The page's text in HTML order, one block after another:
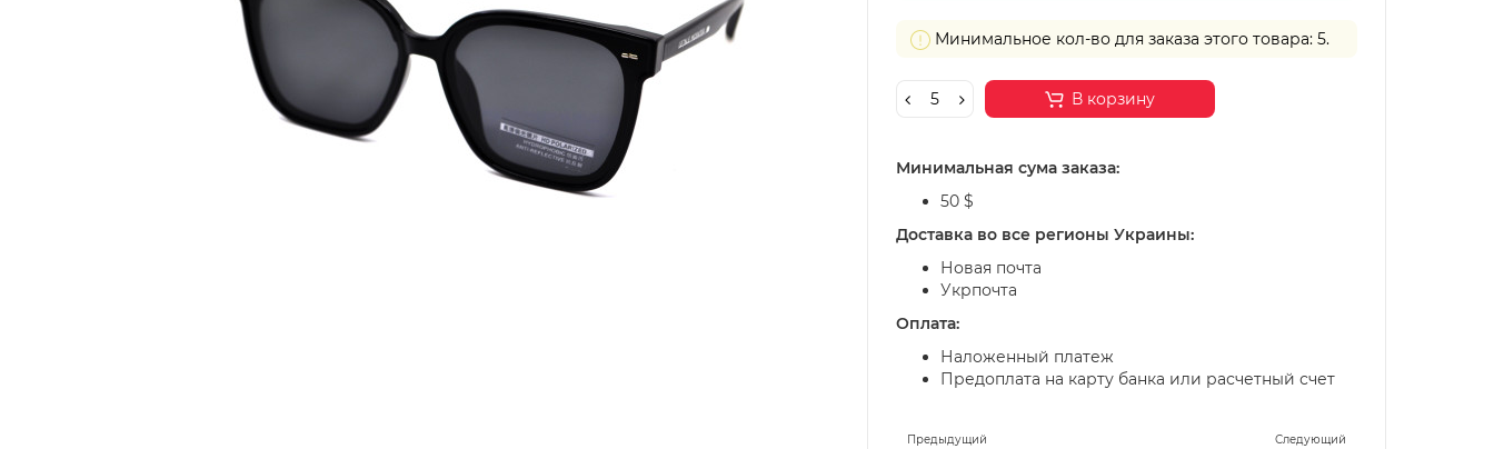
Предыдущий Следующий
Минимальное кол-во для заказа этого товара: 5.
В корзину
Минимальная сума заказа:
50 $
Доставка во все регионы Украины:
Новая почта
Укрпочта
Оплата:
Наложенный платеж
Предоплата на карту банка или расчетный счет